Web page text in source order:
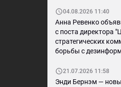
04.08.2026 11:40
Анна Ревенко
с поста директора
стратегических
борьбы с
21.07.2026 11:58
Энди Бернэм —